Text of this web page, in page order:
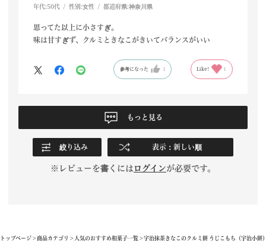
年代: 50代 性別:女性 都道府県:神奈川県
思ってた以上に小さすぎ。
味は甘すぎず、クルミときなこがきいてバランスがいい
参考になった 1 Like! 1
もっと見る
絞り込み 表示：新しい順
※レビューを書くには ログインが必要です。
トップページ 商品カテゴリ 人気のおすすめ和菓子一覧 宇治抹茶きなこのクルミ餅 うじこもち（宇治小餅